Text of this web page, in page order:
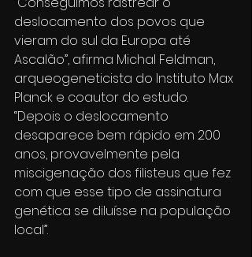
deslocamento dos povos que
vieram do sul da Europa até
Ascalão”, afirma Michal Feldman,
arqueogeneticista do Instituto Max
Planck e coautor do estudo.
“Depois o deslocamento
desaparece bem rápido em 200
anos, provavelmente pela
miscigenação dos filisteus que fez
com que esse tipo de assinatura
genética se diluísse na população
local”.